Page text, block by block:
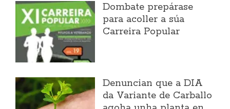
Dombate prepárase
para acoller a súa
Carreira Popular
Denuncian que a DIA
da Variante de Carballo